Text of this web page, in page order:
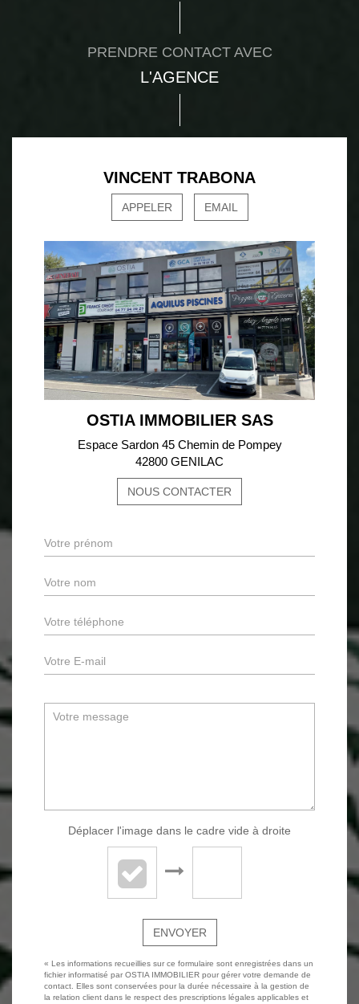
PRENDRE CONTACT AVEC
L'AGENCE
VINCENT TRABONA
APPELER EMAIL
OSTIA IMMOBILIER SAS
Espace Sardon 45 Chemin de Pompey
42800 GENILAC
NOUS CONTACTER
Déplacer l'image dans le cadre vide à droite
ENVOYER
« Les informations recueillies sur ce formulaire sont enregistrées dans un
fichier informatisé par OSTIA IMMOBILIER pour gérer votre demande de
contact. Elles sont conservées pour la durée nécessaire à la gestion de
la relation client dans le respect des prescriptions légales applicables et